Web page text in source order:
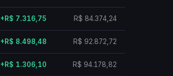
+R$ 7.316,75 R$ 84.374,24
+R$ 8.498,48 R$ 92.872,72
+R$ 1.306,10 R$ 94.178,82